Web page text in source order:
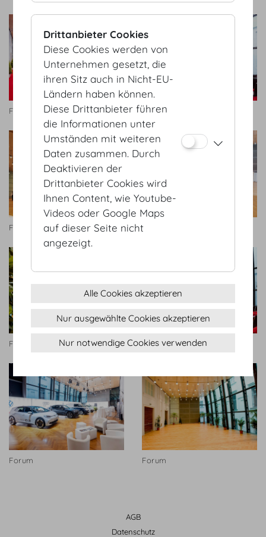
Forum Forum
Forum Forum
Forum Forum
Forum Forum
AGB
Datenschutz
Drittanbieter Cookies
Diese Cookies werden von
Unternehmen gesetzt, die
ihren Sitz auch in Nicht-EU-
Ländern haben können.
Diese Drittanbieter führen
die Informationen unter
Umständen mit weiteren
Daten zusammen. Durch
Deaktivieren der
Drittanbieter Cookies wird
Ihnen Content, wie Youtube-
Videos oder Google Maps
auf dieser Seite nicht
angezeigt.
Alle Cookies akzeptieren
Nur ausgewählte Cookies akzeptieren
Nur notwendige Cookies verwenden